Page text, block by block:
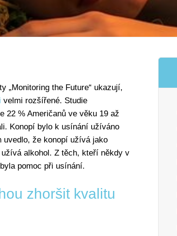
„Monitoring the Future“ ukazují,
velmi rozšířené. Studie
22 % Američanů ve věku 19 až
Konopí bylo k usínání užíváno
uvedlo, že konopí užívá jako
alkohol. Z těch, kteří někdy v
pomoc při usínání.
zhoršit kvalitu